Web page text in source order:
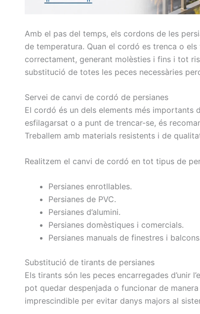
Amb el pas del temps, els cordons de les
de temperatura. Quan el cordó es trenca o
correctament, generant molèsties i fins i tot
substitució de totes les peces necessàries
Servei de canvi de cordó de persianes
El cordó és un dels elements més importants
esfilagarsat o a punt de trencar-se, és
Treballem amb materials resistents i de
Realitzem el canvi de cordó en tot tipus de
Persianes enrotllables.
Persianes de PVC.
Persianes d’alumini.
Persianes domèstiques i comercials.
Persianes manuals de finestres i
Substitució de tirants de persianes
Els tirants són les peces encarregades d’unir
pot quedar despenjada o funcionar de
imprescindible per evitar danys majors al